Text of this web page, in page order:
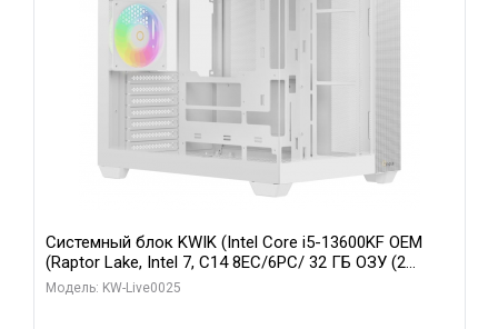
Системный блок KWIK (Intel Core i5-13600KF OEM
(Raptor Lake, Intel 7, C14 8EC/6PC/ 32 ГБ ОЗУ (2
модуля)/ Gigabyte RTX5060 WINDFORCE OC 8GB
Модель: KW-Live0025